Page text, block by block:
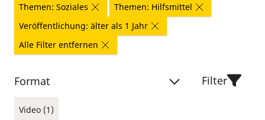
Themen: Soziales
Themen: Hilfsmittel
Veröffentlichung: älter als 1 Jahr
Alle Filter entfernen
Format
Video (1)
Filter